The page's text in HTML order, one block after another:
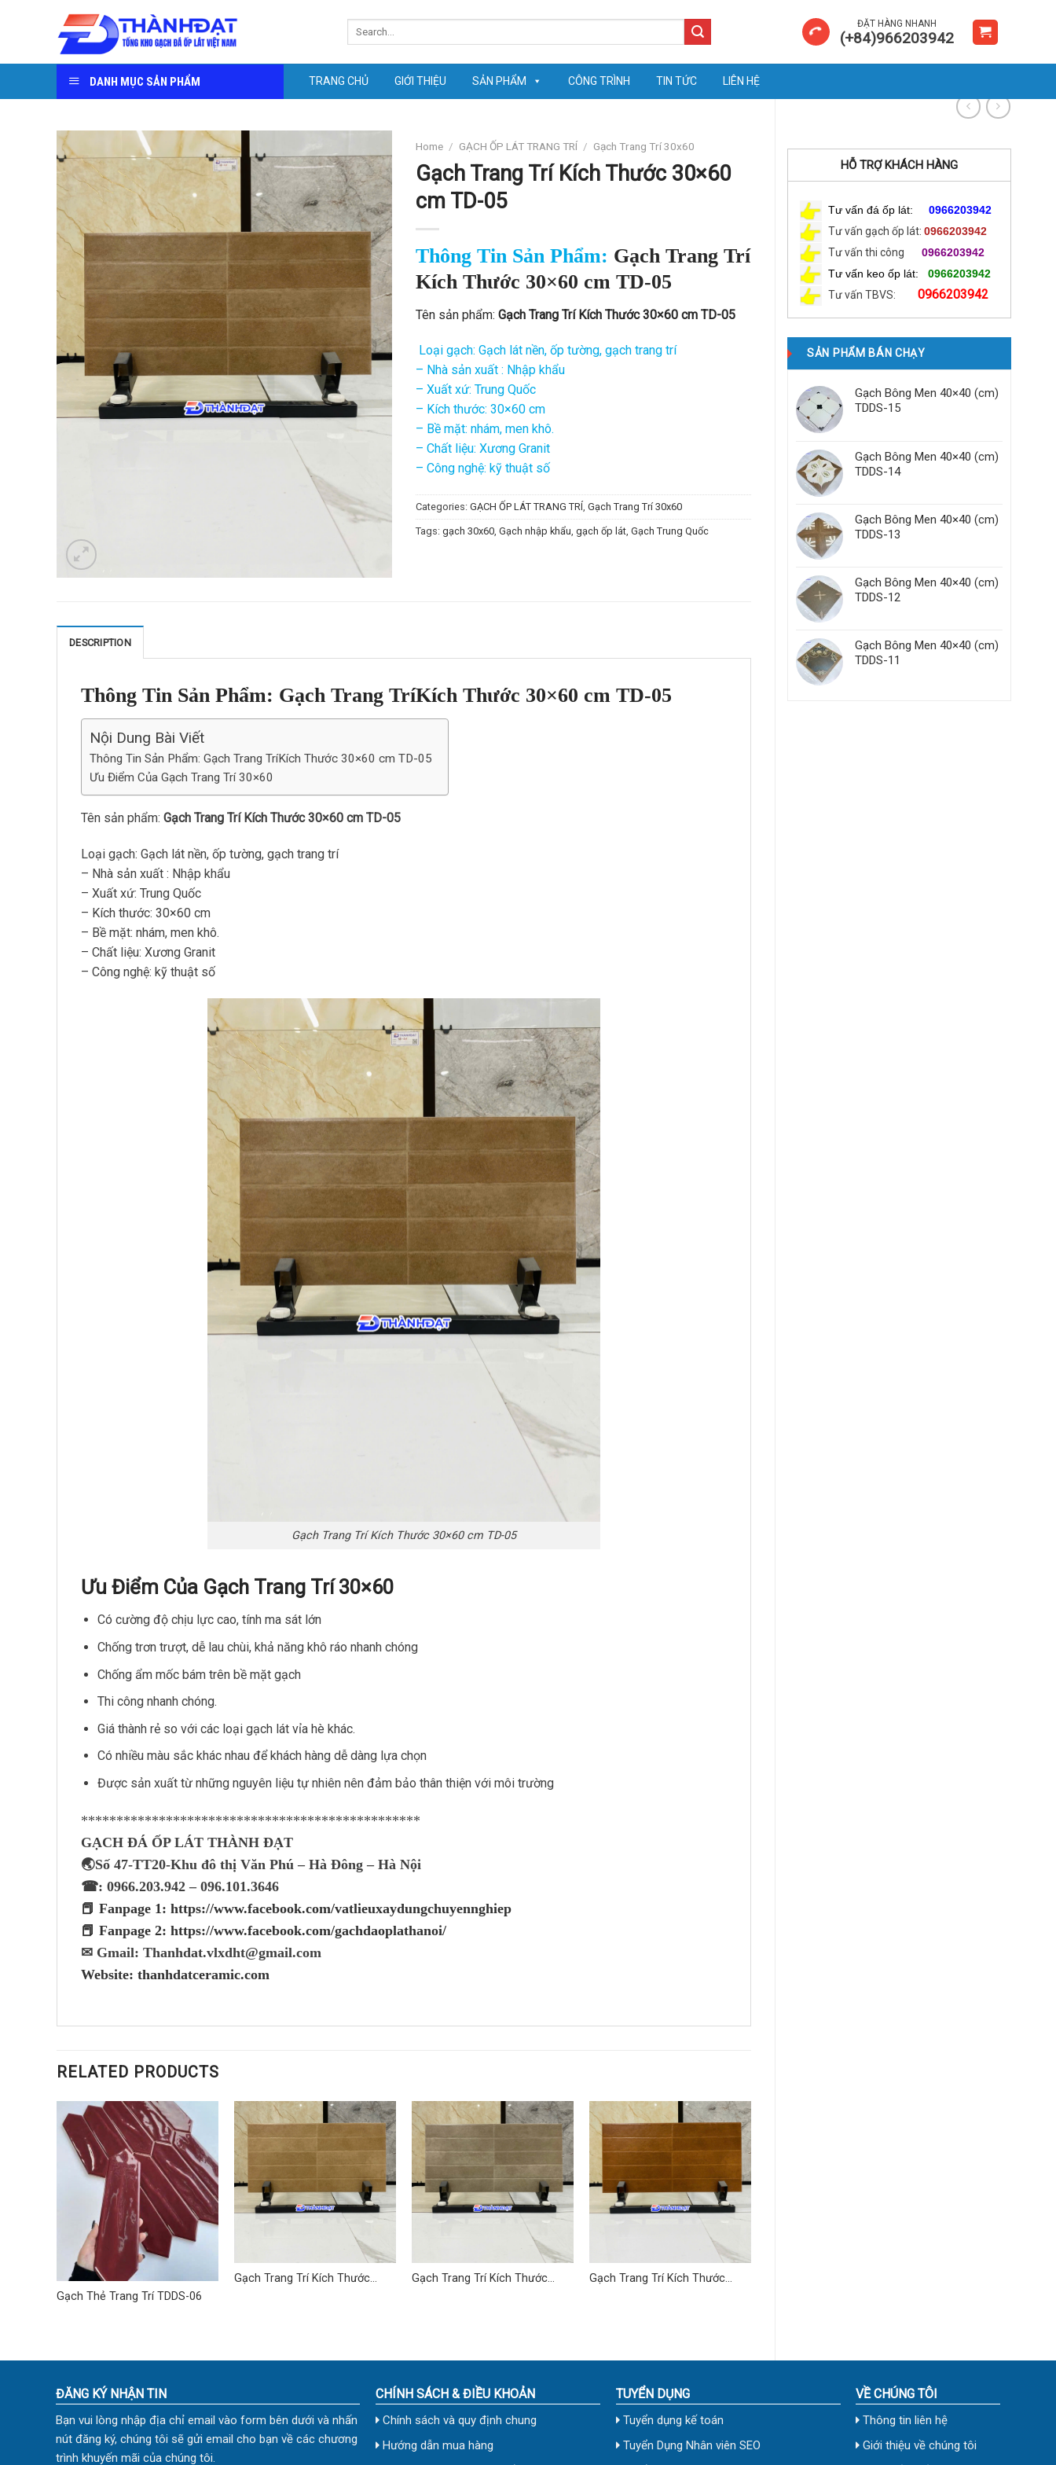
ĐẶT HÀNG NHANH
(+84)966203942
DANH MỤC SẢN PHẨM TRANG CHỦ GIỚI THIỆU SẢN PHẨM CÔNG TRÌNH TIN TỨC LIÊN HỆ
HỖ TRỢ KHÁCH HÀNG
Tư vấn đá ốp lát: 0966203942
Tư vấn gạch ốp lát: 0966203942
Tư vấn thi công
0966203942
Tư vấn keo ốp lát:
0966203942
Tư vấn TBVS:
0966203942
SẢN PHẨM BÁN CHẠY
Gạch Bông Men 40×40 (cm)
TDDS-15
Gạch Bông Men 40×40 (cm)
TDDS-14
Gạch Bông Men 40×40 (cm)
TDDS-13
Gạch Bông Men 40×40 (cm)
TDDS-12
Gạch Bông Men 40×40 (cm)
TDDS-11
Home / GẠCH ỐP LÁT TRANG TRÍ / Gạch Trang Trí 30x60
Gạch Trang Trí Kích Thước 30×60
cm TD-05
Thông Tin Sản Phẩm: Gạch Trang Trí
Kích Thước 30×60 cm TD-05
Tên sản phẩm: Gạch Trang Trí Kích Thước 30×60 cm TD-05
Loại gạch: Gạch lát nền, ốp tường, gạch trang trí
– Nhà sản xuất : Nhập khẩu
– Xuất xứ: Trung Quốc
– Kích thước: 30×60 cm
– Bề mặt: nhám, men khô.
– Chất liệu: Xương Granit
– Công nghệ: kỹ thuật số
Categories: GẠCH ỐP LÁT TRANG TRÍ, Gạch Trang Trí 30x60
Tags: gạch 30x60, Gạch nhập khẩu, gạch ốp lát, Gạch Trung Quốc
DESCRIPTION
Thông Tin Sản Phẩm: Gạch Trang TríKích Thước 30×60 cm TD-05
Nội Dung Bài Viết
Thông Tin Sản Phẩm: Gạch Trang TríKích Thước 30×60 cm TD-05
Ưu Điểm Của Gạch Trang Trí 30×60
Tên sản phẩm: Gạch Trang Trí Kích Thước 30×60 cm TD-05
Loại gạch: Gạch lát nền, ốp tường, gạch trang trí
– Nhà sản xuất : Nhập khẩu
– Xuất xứ: Trung Quốc
– Kích thước: 30×60 cm
– Bề mặt: nhám, men khô.
– Chất liệu: Xương Granit
– Công nghệ: kỹ thuật số
Gạch Trang Trí Kích Thước 30×60 cm TD-05
Ưu Điểm Của Gạch Trang Trí 30×60
Có cường độ chịu lực cao, tính ma sát lớn
Chống trơn trượt, dễ lau chùi, khả năng khô ráo nhanh chóng
Chống ẩm mốc bám trên bề mặt gạch
Thi công nhanh chóng.
Giá thành rẻ so với các loại gạch lát vỉa hè khác.
Có nhiều màu sắc khác nhau để khách hàng dễ dàng lựa chọn
Được sản xuất từ những nguyên liệu tự nhiên nên đảm bảo thân thiện với môi trường
************************************************
GẠCH ĐÁ ỐP LÁT THÀNH ĐẠT
🌏Số 47-TT20-Khu đô thị Văn Phú – Hà Đông – Hà Nội
☎: 0966.203.942 – 096.101.3646
📕 Fanpage 1: https://www.facebook.com/vatlieuxaydungchuyennghiep
📕 Fanpage 2: https://www.facebook.com/gachdaoplathanoi/
✉ Gmail: Thanhdat.vlxdht@gmail.com
Website: thanhdatceramic.com
RELATED PRODUCTS
Gạch Thẻ Trang Trí TDDS-06
Gạch Trang Trí Kích Thước
Gạch Trang Trí Kích Thước
Gạch Trang Trí Kích Thước
ĐĂNG KÝ NHẬN TIN
Bạn vui lòng nhập địa chỉ email vào form bên dưới và nhấn
nút đăng ký, chúng tôi sẽ gửi email cho bạn về các chương
trình khuyến mãi của chúng tôi.
CHÍNH SÁCH & ĐIỀU KHOẢN
Chính sách và quy định chung
Hướng dẫn mua hàng
TUYỂN DỤNG
Tuyển dụng kế toán
Tuyển Dụng Nhân viên SEO
VỀ CHÚNG TÔI
Thông tin liên hệ
Giới thiệu về chúng tôi